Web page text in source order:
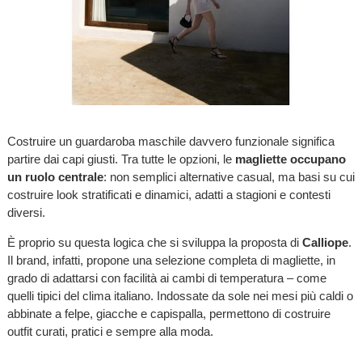
Costruire un guardaroba maschile davvero funzionale significa
partire dai capi giusti. Tra tutte le opzioni, le magliette occupano
un ruolo centrale: non semplici alternative casual, ma basi su cui
costruire look stratificati e dinamici, adatti a stagioni e contesti
diversi.
È proprio su questa logica che si sviluppa la proposta di Calliope.
Il brand, infatti, propone una selezione completa di magliette, in
grado di adattarsi con facilità ai cambi di temperatura – come
quelli tipici del clima italiano. Indossate da sole nei mesi più caldi o
abbinate a felpe, giacche e capispalla, permettono di costruire
outfit curati, pratici e sempre alla moda.